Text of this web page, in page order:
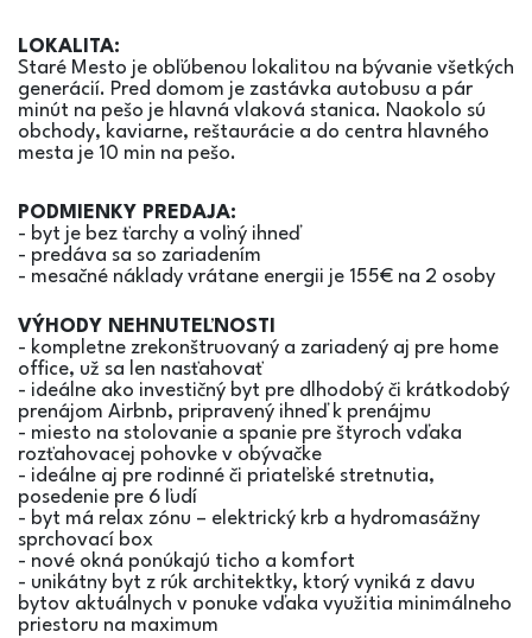
LOKALITA:
Staré Mesto je obľúbenou lokalitou na bývanie všetkých
generácií. Pred domom je zastávka autobusu a pár
minút na pešo je hlavná vlaková stanica. Naokolo sú
obchody, kaviarne, reštaurácie a do centra hlavného
mesta je 10 min na pešo.
PODMIENKY PREDAJA:
- byt je bez ťarchy a voľný ihneď
- predáva sa so zariadením
- mesačné náklady vrátane energii je 155€ na 2 osoby
VÝHODY NEHNUTEĽNOSTI
- kompletne zrekonštruovaný a zariadený aj pre home
office, už sa len nasťahovať
- ideálne ako investičný byt pre dlhodobý či krátkodobý
prenájom Airbnb, pripravený ihneď k prenájmu
- miesto na stolovanie a spanie pre štyroch vďaka
rozťahovacej pohovke v obývačke
- ideálne aj pre rodinné či priateľské stretnutia,
posedenie pre 6 ľudí
- byt má relax zónu – elektrický krb a hydromasážny
sprchovací box
- nové okná ponúkajú ticho a komfort
- unikátny byt z rúk architektky, ktorý vyniká z davu
bytov aktuálnych v ponuke vďaka využitia minimálneho
priestoru na maximum